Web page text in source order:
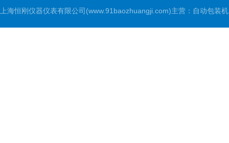
上海恒刚仪器仪表有限公司(www.91baozhuangji.com)主营：自动包